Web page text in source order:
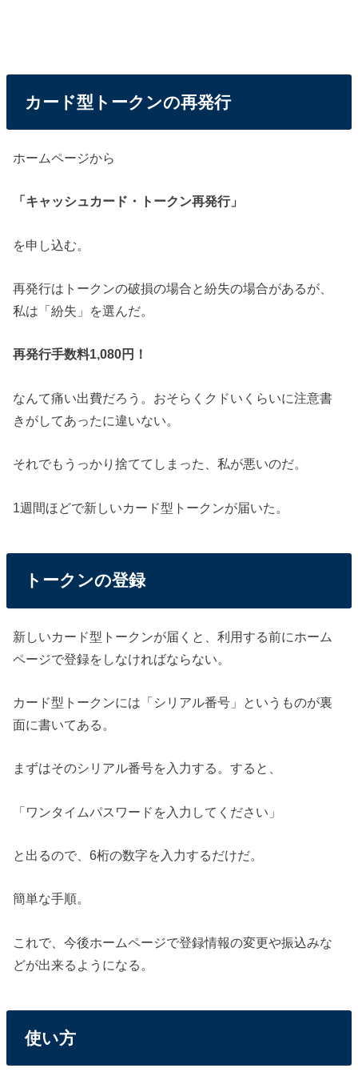
カード型トークンの再発行
ホームページから
「キャッシュカード・トークン再発行」
を申し込む。
再発行はトークンの破損の場合と紛失の場合があるが、
私は「紛失」を選んだ。
再発行手数料1,080円！
なんて痛い出費だろう。おそらくクドいくらいに注意書
きがしてあったに違いない。
それでもうっかり捨ててしまった、私が悪いのだ。
1週間ほどで新しいカード型トークンが届いた。
トークンの登録
新しいカード型トークンが届くと、利用する前にホーム
ページで登録をしなければならない。
カード型トークンには「シリアル番号」というものが裏
面に書いてある。
まずはそのシリアル番号を入力する。すると、
「ワンタイムパスワードを入力してください」
と出るので、6桁の数字を入力するだけだ。
簡単な手順。
これで、今後ホームページで登録情報の変更や振込みな
どが出来るようになる。
使い方